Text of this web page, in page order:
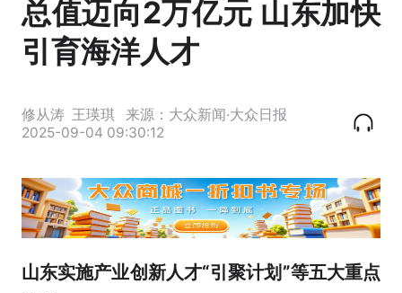
总值迈向2万亿元 山东加快
引育海洋人才
修从涛 王瑛琪
来源：大众新闻·大众日报
2025-09-04 09:30:12
山东实施产业创新人才“引聚计划”等五大重点